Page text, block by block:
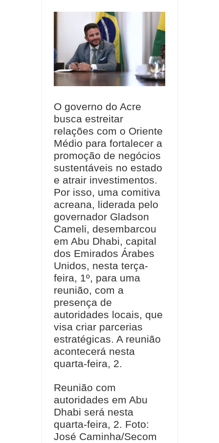
O governo do Acre
busca estreitar
relações com o Oriente
Médio para fortalecer a
promoção de negócios
sustentáveis no estado
e atrair investimentos.
Por isso, uma comitiva
acreana, liderada pelo
governador Gladson
Cameli, desembarcou
em Abu Dhabi, capital
dos Emirados Árabes
Unidos, nesta terça-
feira, 1º, para uma
reunião, com a
presença de
autoridades locais, que
visa criar parcerias
estratégicas. A reunião
acontecerá nesta
quarta-feira, 2.
Reunião com
autoridades em Abu
Dhabi será nesta
quarta-feira, 2. Foto:
José Caminha/Secom